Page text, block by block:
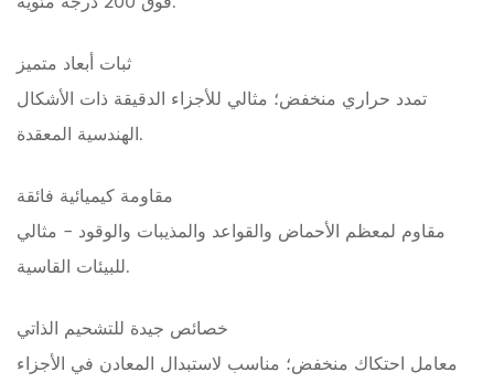
ثبات أبعاد متميز
تمدد حراري منخفض؛ مثالي للأجزاء الدقيقة ذات الأشكال
الهندسية المعقدة.
مقاومة كيميائية فائقة
مقاوم لمعظم الأحماض والقواعد والمذيبات والوقود - مثالي
للبيئات القاسية.
خصائص جيدة للتشحيم الذاتي
معامل احتكاك منخفض؛ مناسب لاستبدال المعادن في الأجزاء